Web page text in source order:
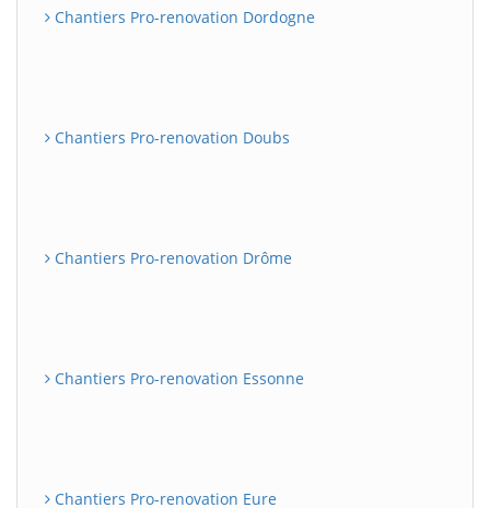
Chantiers Pro-renovation Dordogne
Chantiers Pro-renovation Doubs
Chantiers Pro-renovation Drôme
Chantiers Pro-renovation Essonne
Chantiers Pro-renovation Eure